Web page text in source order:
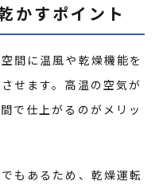
かすポイント
間に温風や乾燥機能を
せます。高温の空気が
で仕上がるのがメリッ
もあるため、乾燥運転